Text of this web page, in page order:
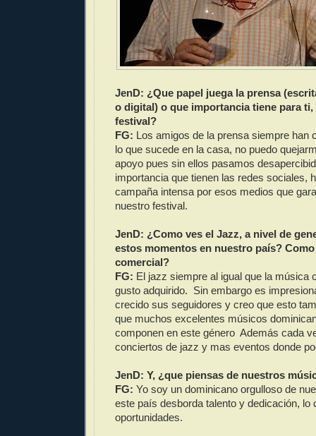
JenD: ¿Que papel juega la prensa
o digital) o que importancia tiene para
festival?
FG: Los amigos de la prensa siempre han
lo que sucede en la casa, no puedo
apoyo pues sin ellos pasamos
importancia que tienen las redes sociales,
campaña intensa por esos medios que
nuestro festival.
JenD: ¿Como ves el Jazz, a nivel de
estos momentos en nuestro país?
comercial?
FG: El jazz siempre al igual que la música
gusto adquirido. Sin embargo es
crecido sus seguidores y creo que esto
que muchos excelentes músicos
componen en este género Además cada
conciertos de jazz y mas eventos donde
JenD: Y, ¿que piensas de nuestros
FG: Yo soy un dominicano orgulloso de
este país desborda talento y dedicación, lo
oportunidades.